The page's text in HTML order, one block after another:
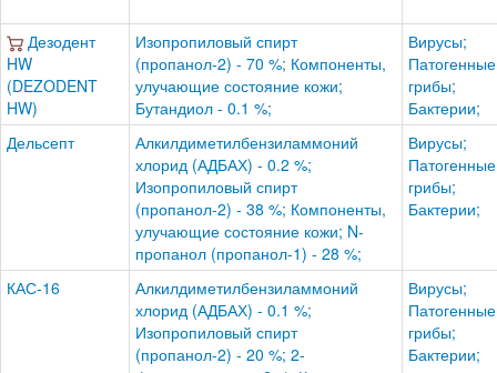
Дезодент
HW
(DEZODENT
HW)
Изопропиловый спирт
(пропанол-2) - 70 %; Компоненты,
улучающие состояние кожи;
Бутандиол - 0.1 %;
Вирусы;
Патогенные
грибы;
Бактерии;
Дельсепт
Алкилдиметилбензиламмоний
хлорид (АДБАХ) - 0.2 %;
Изопропиловый спирт
(пропанол-2) - 38 %; Компоненты,
улучающие состояние кожи; N-
пропанол (пропанол-1) - 28 %;
Вирусы;
Патогенные
грибы;
Бактерии;
КАС-16
Алкилдиметилбензиламмоний
хлорид (АДБАХ) - 0.1 %;
Изопропиловый спирт
(пропанол-2) - 20 %; 2-
Вирусы;
Патогенные
грибы;
Бактерии;